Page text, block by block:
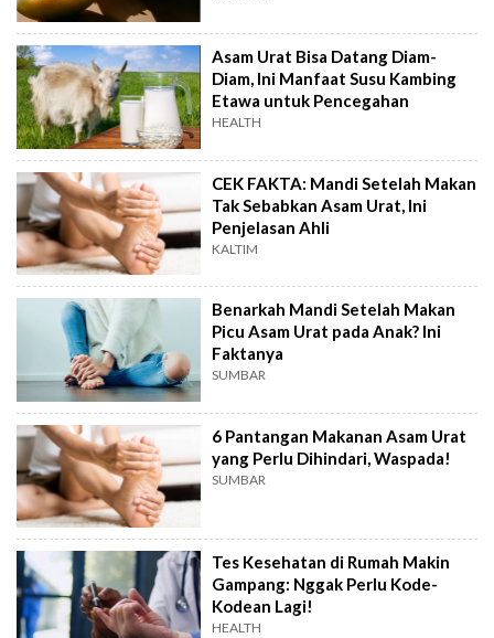
Asam Urat Bisa Datang Diam-
Diam, Ini Manfaat Susu Kambing
Etawa untuk Pencegahan
HEALTH
CEK FAKTA: Mandi Setelah Makan
Tak Sebabkan Asam Urat, Ini
Penjelasan Ahli
KALTIM
Benarkah Mandi Setelah Makan
Picu Asam Urat pada Anak? Ini
Faktanya
SUMBAR
6 Pantangan Makanan Asam Urat
yang Perlu Dihindari, Waspada!
SUMBAR
Tes Kesehatan di Rumah Makin
Gampang: Nggak Perlu Kode-
Kodean Lagi!
HEALTH